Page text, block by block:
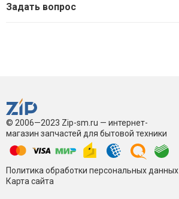
Задать вопрос
© 2006—2023 Zip-sm.ru — интернет-
магазин запчастей для бытовой техники
Политика обработки персональных данных
Карта сайта